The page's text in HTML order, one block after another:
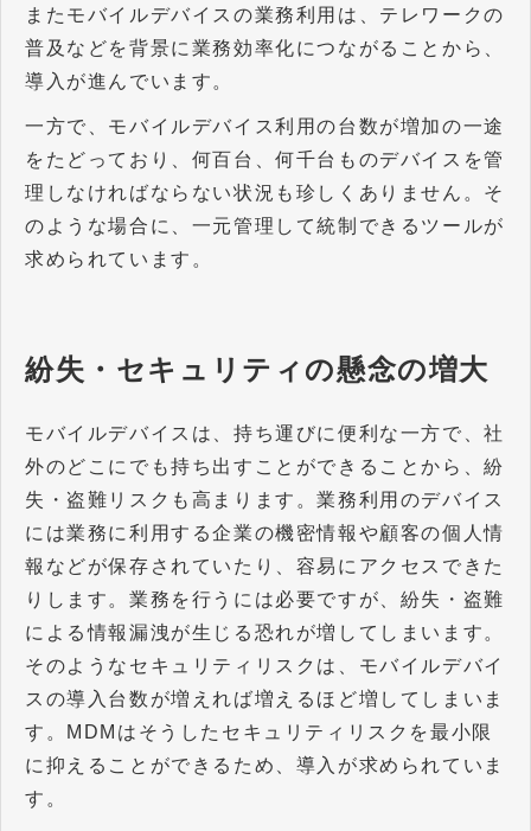
またモバイルデバイスの業務利用は、テレワークの
普及などを背景に業務効率化につながることから、
導入が進んでいます。
一方で、モバイルデバイス利用の台数が増加の一途
をたどっており、何百台、何千台ものデバイスを管
理しなければならない状況も珍しくありません。そ
のような場合に、一元管理して統制できるツールが
求められています。
紛失・セキュリティの懸念の増大
モバイルデバイスは、持ち運びに便利な一方で、社
外のどこにでも持ち出すことができることから、紛
失・盗難リスクも高まります。業務利用のデバイス
には業務に利用する企業の機密情報や顧客の個人情
報などが保存されていたり、容易にアクセスできた
りします。業務を行うには必要ですが、紛失・盗難
による情報漏洩が生じる恐れが増してしまいます。
そのようなセキュリティリスクは、モバイルデバイ
スの導入台数が増えれば増えるほど増してしまいま
す。MDMはそうしたセキュリティリスクを最小限
に抑えることができるため、導入が求められていま
す。